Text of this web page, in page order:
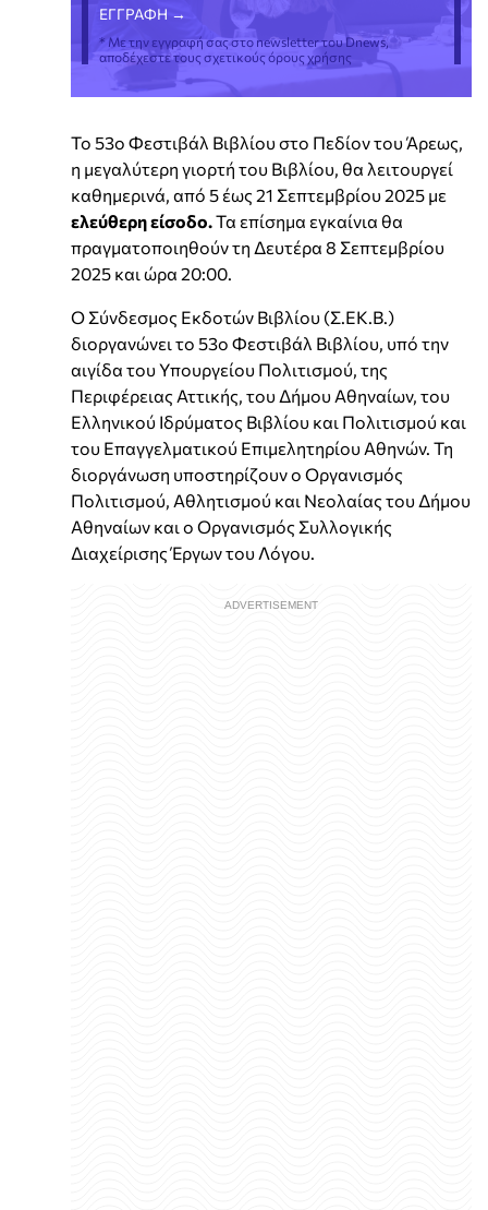
* Με την εγγραφή σας στο newsletter του Dnews,
αποδέχεστε τους σχετικούς όρους χρήσης
Το 53ο Φεστιβάλ Βιβλίου στο Πεδίον του Άρεως,
η μεγαλύτερη γιορτή του Βιβλίου, θα λειτουργεί
καθημερινά, από 5 έως 21 Σεπτεμβρίου 2025 με
ελεύθερη είσοδο.Τα επίσημα εγκαίνια θα
πραγματοποιηθούν τη Δευτέρα 8 Σεπτεμβρίου
2025 και ώρα 20:00.
Ο Σύνδεσμος Εκδοτών Βιβλίου (Σ.ΕΚ.Β.)
διοργανώνει το 53ο Φεστιβάλ Βιβλίου, υπό την
αιγίδα του Υπουργείου Πολιτισμού, της
Περιφέρειας Αττικής, του Δήμου Αθηναίων, του
Ελληνικού Ιδρύματος Βιβλίου και Πολιτισμού και
του Επαγγελματικού Επιμελητηρίου Αθηνών. Τη
διοργάνωση υποστηρίζουν ο Οργανισμός
Πολιτισμού, Αθλητισμού και Νεολαίας του Δήμου
Αθηναίων και ο Οργανισμός Συλλογικής
Διαχείρισης Έργων του Λόγου.